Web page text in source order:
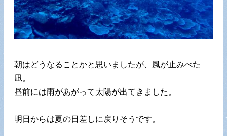
朝はどうなることかと思いましたが、風が止みべた
凪。
昼前には雨があがって太陽が出てきました。
明日からは夏の日差しに戻りそうです。